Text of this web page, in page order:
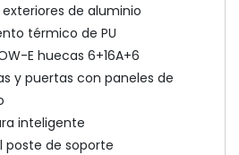
exteriores de aluminio
térmico de PU
E huecas 6+16A+6
y puertas con paneles de
inteligente
poste de soporte